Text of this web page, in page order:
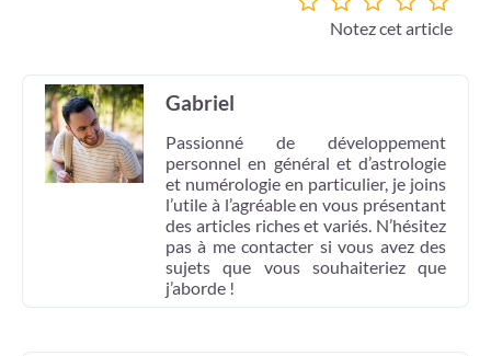
Notez cet article
Gabriel
Passionné de développement
personnel en général et d’astrologie
et numérologie en particulier, je joins
l’utile à l’agréable en vous présentant
des articles riches et variés. N’hésitez
pas à me contacter si vous avez des
sujets que vous souhaiteriez que
j’aborde !